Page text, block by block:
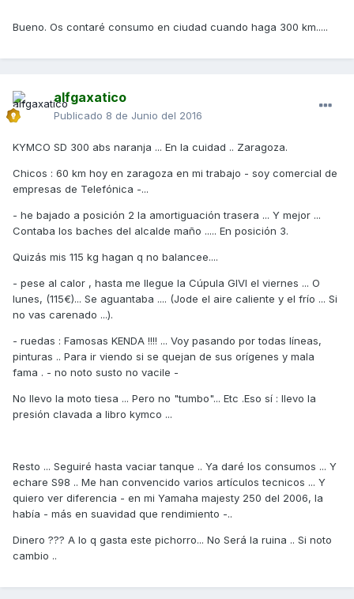
Bueno. Os contaré consumo en ciudad cuando haga 300 km.....
alfgaxatico
Publicado 8 de Junio del 2016
KYMCO SD 300 abs naranja ... En la cuidad .. Zaragoza.
Chicos : 60 km hoy en zaragoza en mi trabajo - soy comercial de
empresas de Telefónica -...
- he bajado a posición 2 la amortiguación trasera ... Y mejor ...
Contaba los baches del alcalde maño ..... En posición 3.
Quizás mis 115 kg hagan q no balancee....
- pese al calor , hasta me llegue la Cúpula GIVI el viernes ... O
lunes, (115€)... Se aguantaba .... (Jode el aire caliente y el frío ... Si
no vas carenado ...).
- ruedas : Famosas KENDA !!!! ... Voy pasando por todas líneas,
pinturas .. Para ir viendo si se quejan de sus orígenes y mala
fama . - no noto susto no vacile -
No llevo la moto tiesa ... Pero no "tumbo"... Etc .Eso sí : llevo la
presión clavada a libro kymco ...
Resto ... Seguiré hasta vaciar tanque .. Ya daré los consumos ... Y
echare S98 .. Me han convencido varios artículos tecnicos ... Y
quiero ver diferencia - en mi Yamaha majesty 250 del 2006, la
había - más en suavidad que rendimiento -..
Dinero ??? A lo q gasta este pichorro... No Será la ruina .. Si noto
cambio ..